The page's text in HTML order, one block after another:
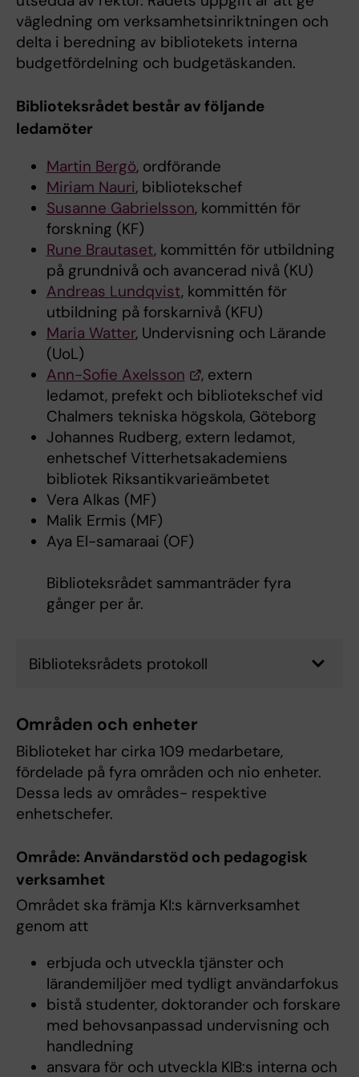
vägledning om verksamhetsinriktningen och
delta i beredning av bibliotekets interna
budgetfördelning och budgetäskanden.
Biblioteksrådet består av följande
ledamöter
Martin Bergö, ordförande
Miriam Nauri, bibliotekschef
Susanne Gabrielsson, kommittén för
forskning (KF)
Rune Brautaset, kommittén för utbildning
på grundnivå och avancerad nivå (KU)
Andreas Lundqvist, kommittén för
utbildning på forskarnivå (KFU)
Maria Watter, Undervisning och Lärande
(UoL)
Ann-Sofie Axelsson
, extern
ledamot, prefekt och bibliotekschef vid
Chalmers tekniska högskola, Göteborg
Johannes Rudberg, extern ledamot,
enhetschef Vitterhetsakademiens
bibliotek Riksantikvarieämbetet
Vera Alkas (MF)
Malik Ermis (MF)
Aya El-samaraai (OF)
Biblioteksrådet sammanträder fyra
gånger per år.
Biblioteksrådets protokoll
Områden och enheter
Biblioteket har cirka 109 medarbetare,
fördelade på fyra områden och nio enheter.
Dessa leds av områdes- respektive
enhetschefer.
Område: Användarstöd och pedagogisk
verksamhet
Området ska främja KI:s kärnverksamhet
genom att
erbjuda och utveckla tjänster och
lärandemiljöer med tydligt användarfokus
bistå studenter, doktorander och forskare
med behovsanpassad undervisning och
handledning
ansvara för och utveckla KIB:s interna och